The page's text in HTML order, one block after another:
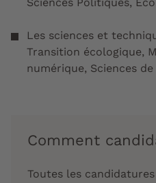
Les sciences et
Transition écologique,
numérique, Sciences
Comment
Toutes les candidatures